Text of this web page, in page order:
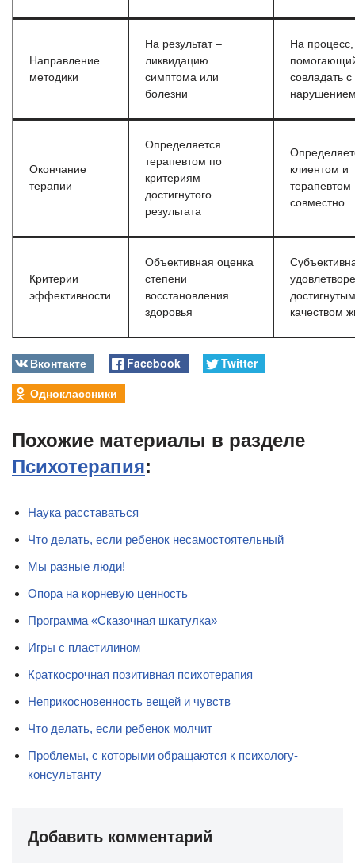
Направление
методики
На результат –
ликвидацию
симптома или
болезни
На процесс,
совладать с
Окончание
терапии
Определяется
терапевтом по
критериям
достигнутого
результата
клиентом и
терапевтом
совместно
Критерии
эффективности
Объективная оценка
степени
восстановления
здоровья
достигнутым
качеством
Вконтакте Facebook
Twitter
Одноклассники
Похожие материалы в разделе
Психотерапия:
Наука расставаться
Что делать, если ребенок несамостоятельный
Мы разные люди!
Опора на корневую ценность
Программа «Сказочная шкатулка»
Игры с пластилином
Краткосрочная позитивная психотерапия
Неприкосновенность вещей и чувств
Что делать, если ребенок молчит
Проблемы, с которыми обращаются к психологу-
консультанту
Добавить комментарий